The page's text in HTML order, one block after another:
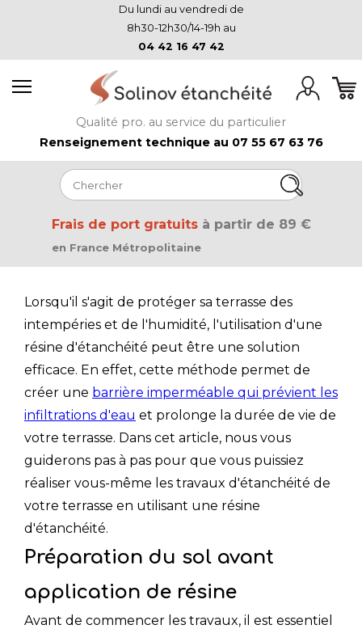
Du lundi au vendredi de
8h30-12h30/14-19h au
04 42 16 47 42
Qualité pro. au service du particulier
Renseignement technique au 07 55 67 63 76
Frais de port gratuitsà partir de 89 €
en France Métropolitaine
Lorsqu'il s'agit de protéger sa terrasse des
intempéries et de l'humidité, l'utilisation d'une
résine d'étanchéité peut être une solution
efficace. En effet, cette méthode permet de
créer une barrière imperméable qui prévient les
infiltrations d'eau et prolonge la durée de vie de
votre terrasse. Dans cet article, nous vous
guiderons pas à pas pour que vous puissiez
réaliser vous-même les travaux d'étanchéité de
votre terrasse en utilisant une résine
d'étanchéité.
Préparation du sol avant
application de résine
Avant de commencer les travaux, il est essentiel